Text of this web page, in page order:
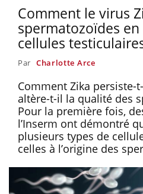
Comment le virus
spermatozoïdes
cellules
Par Charlotte Arce
Comment Zika persiste-
altère-t-il la qualité des
Pour la première fois,
l’Inserm ont démontré
plusieurs types de
celles à l’origine des